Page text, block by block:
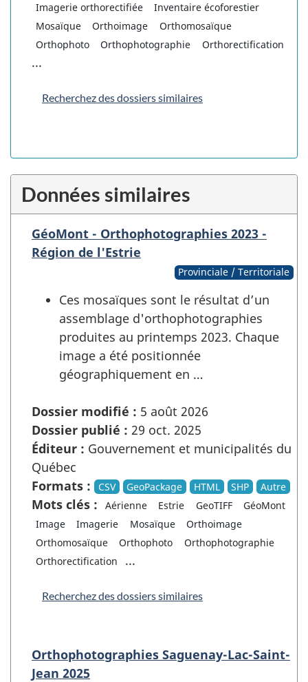
Imagerie orthorectifiée
Inventaire écoforestier
Mosaïque
Orthoimage
Orthomosaïque
Orthophoto
Orthophotographie Orthorectification
...
Recherchez des dossiers similaires
Données similaires
GéoMont - Orthophotographies 2023 -
Région de l'Estrie
Provinciale / Territoriale
Ces mosaïques sont le résultat d’un
assemblage d'orthophotographies
produites au printemps 2023. Chaque
image a été positionnée
géographiquement en …
Dossier modifié : 5 août 2026
Dossier publié : 29 oct. 2025
Éditeur : Gouvernement et municipalités du
Québec
Formats :
CSV GeoPackage HTML SHP Autre
Mots clés : Aérienne Estrie GeoTIFF
GéoMont
Image
Imagerie Mosaïque
Orthoimage
Orthomosaïque
Orthophoto
Orthophotographie
Orthorectification
...
Recherchez des dossiers similaires
Orthophotographies Saguenay-Lac-Saint-
Jean 2025